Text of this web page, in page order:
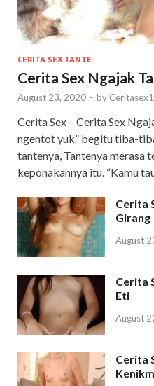
CERITA SEX TANTE
Cerita Sex Ngajak
August 23, 2020 - by Ceritasex1
Cerita Sex – Cerita Sex
ngentot yuk” begitu tiba-
tantenya, Tantenya merasa
keponakannya itu. “Kamu
Cerita
Girang
August
Cerita
Eti
August
Cerita